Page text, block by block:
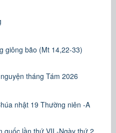
giông bão (Mt 14,22-33)
tháng Tám 2026
nhật 19 Thường niên -A